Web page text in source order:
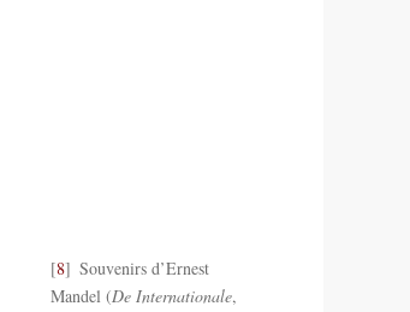
8
Souvenirs d’Ernest
Mandel (De Internationale,